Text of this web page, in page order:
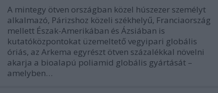
A mintegy ötven országban közel húszezer személyt
alkalmazó, Párizshoz közeli székhelyű, Franciaország
mellett Észak-Amerikában és Ázsiában is
kutatóközpontokat üzemeltető vegyipari globális
óriás, az Arkema egyrészt ötven százalékkal növelni
akarja a bioalapú poliamid globális gyártását –
amelyben…